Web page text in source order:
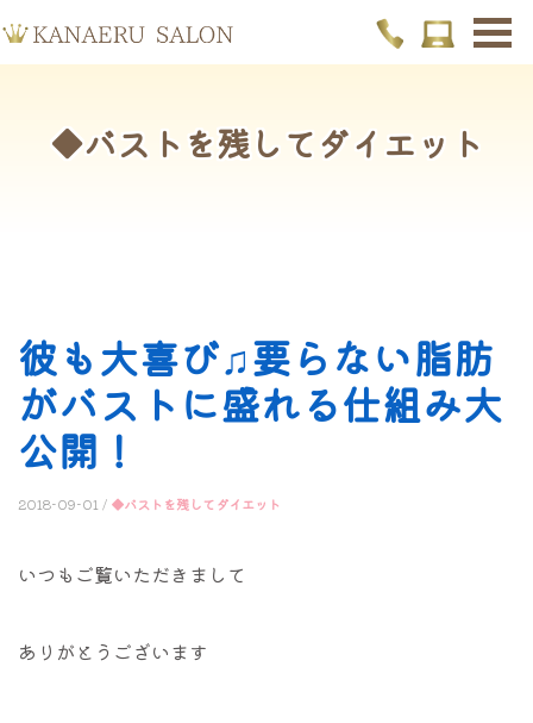
◆バストを残してダイエット
彼も大喜び♫要らない脂肪
がバストに盛れる仕組み大
公開！
2018-09-01 / ◆バストを残してダイエット
いつもご覧いただきまして
ありがとうございます